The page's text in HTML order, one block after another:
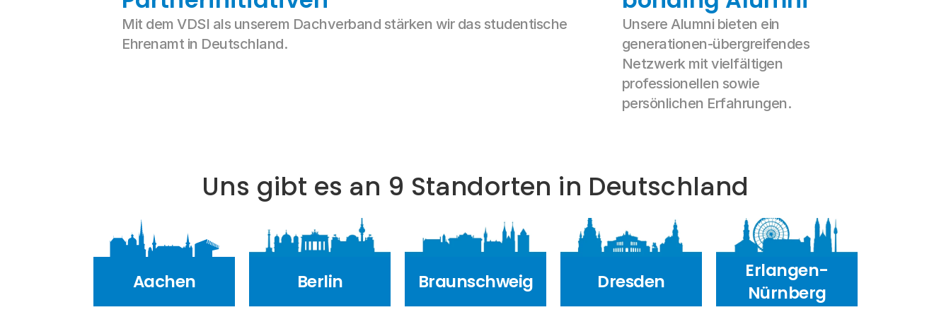
Mit dem VDSI als unserem Dachverband stärken wir das studentische
Ehrenamt in Deutschland.
Unsere Alumni bieten ein
generationen-übergreifendes
Netzwerk mit vielfältigen
professionellen sowie
persönlichen Erfahrungen.
Uns gibt es an 9 Standorten in Deutschland
Aachen Berlin Braunschweig Dresden
Erlangen-
Nürnberg